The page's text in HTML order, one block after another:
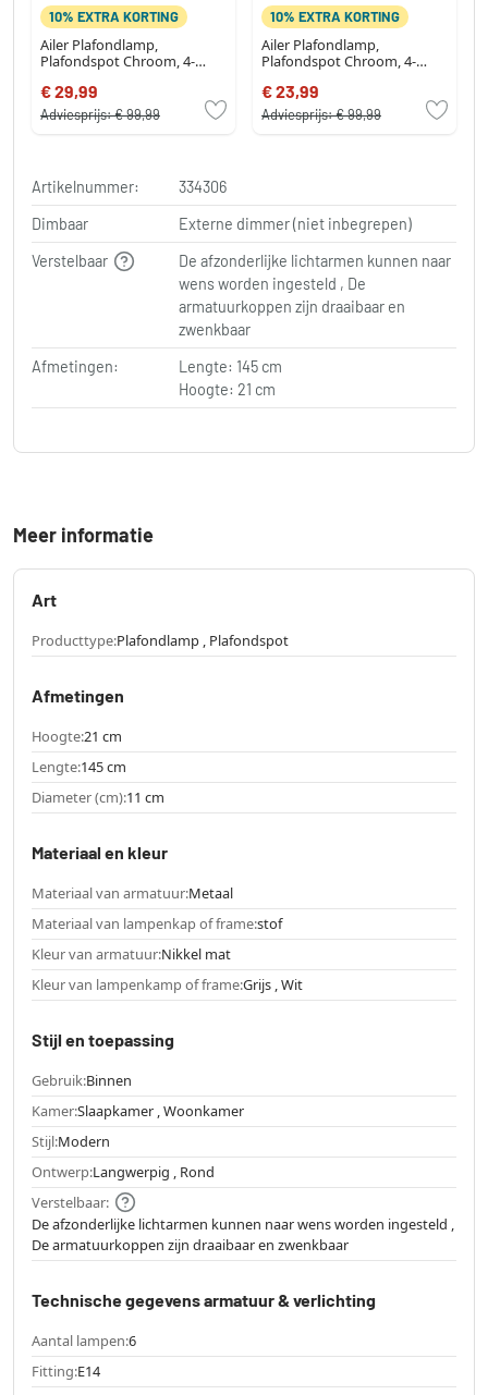
10% EXTRA KORTING
Ailer Plafondlamp,
Plafondspot Chroom, 4-
€ 29,99
Adviesprijs:€ 99,99
10% EXTRA KORTING
Ailer Plafondlamp,
Plafondspot Chroom, 4-
€ 23,99
Adviesprijs:€ 99,99
Artikelnummer:
334306
Dimbaar
Externe dimmer (niet inbegrepen)
Verstelbaar
De afzonderlijke lichtarmen kunnen naar
wens worden ingesteld , De
armatuurkoppen zijn draaibaar en
zwenkbaar
Afmetingen:
Lengte: 145 cm
Hoogte: 21 cm
Meer informatie
Art
Producttype:Plafondlamp , Plafondspot
Afmetingen
Hoogte:21 cm
Lengte:145 cm
Diameter (cm):11 cm
Materiaal en kleur
Materiaal van armatuur:Metaal
Materiaal van lampenkap of frame:stof
Kleur van armatuur:Nikkel mat
Kleur van lampenkamp of frame:Grijs , Wit
Stijl en toepassing
Gebruik:Binnen
Kamer:Slaapkamer , Woonkamer
Stijl:Modern
Ontwerp:Langwerpig , Rond
Verstelbaar:
De afzonderlijke lichtarmen kunnen naar wens worden ingesteld ,
De armatuurkoppen zijn draaibaar en zwenkbaar
Technische gegevens armatuur & verlichting
Aantal lampen:6
Fitting:E14